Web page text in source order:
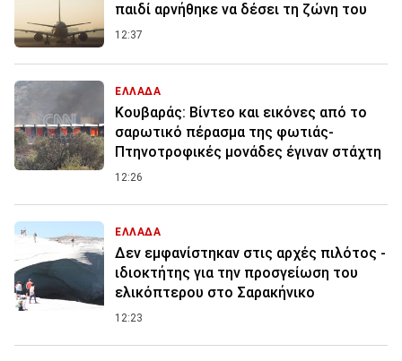
παιδί αρνήθηκε να δέσει τη ζώνη του
12:37
ΕΛΛΑΔΑ
Κουβαράς: Βίντεο και εικόνες από το
σαρωτικό πέρασμα της φωτιάς-
Πτηνοτροφικές μονάδες έγιναν στάχτη
12:26
ΕΛΛΑΔΑ
Δεν εμφανίστηκαν στις αρχές πιλότος -
ιδιοκτήτης για την προσγείωση του
ελικόπτερου στο Σαρακήνικο
12:23